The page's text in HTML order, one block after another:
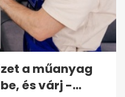
a műanyag
és várj -...